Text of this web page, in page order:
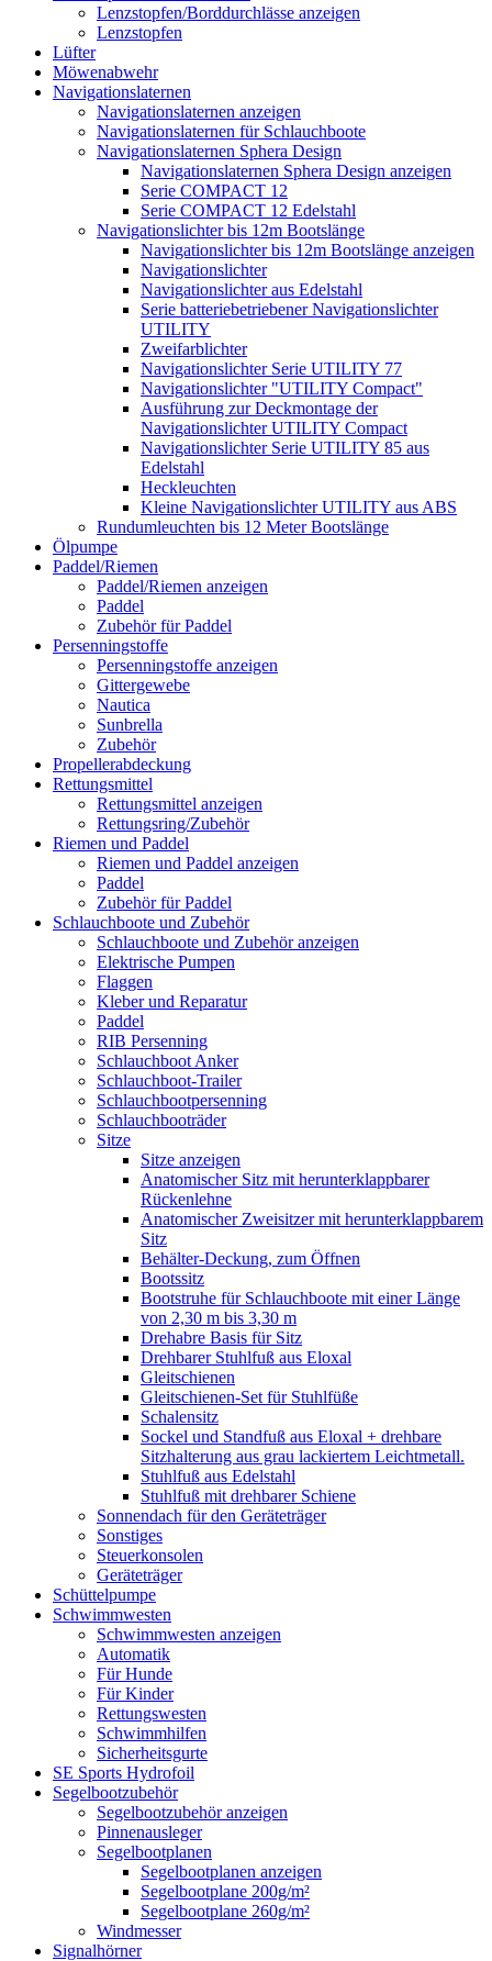
Lenzstopfen/Borddurchlässe anzeigen
Lenzstopfen
Lüfter
Möwenabwehr
Navigationslaternen
Navigationslaternen anzeigen
Navigationslaternen für Schlauchboote
Navigationslaternen Sphera Design
Navigationslaternen Sphera Design anzeigen
Serie COMPACT 12
Serie COMPACT 12 Edelstahl
Navigationslichter bis 12m Bootslänge
Navigationslichter bis 12m Bootslänge anzeigen
Navigationslichter
Navigationslichter aus Edelstahl
Serie batteriebetriebener Navigationslichter
UTILITY
Zweifarblichter
Navigationslichter Serie UTILITY 77
Navigationslichter "UTILITY Compact"
Ausführung zur Deckmontage der
Navigationslichter UTILITY Compact
Navigationslichter Serie UTILITY 85 aus
Edelstahl
Heckleuchten
Kleine Navigationslichter UTILITY aus ABS
Rundumleuchten bis 12 Meter Bootslänge
Ölpumpe
Paddel/Riemen
Paddel/Riemen anzeigen
Paddel
Zubehör für Paddel
Persenningstoffe
Persenningstoffe anzeigen
Gittergewebe
Nautica
Sunbrella
Zubehör
Propellerabdeckung
Rettungsmittel
Rettungsmittel anzeigen
Rettungsring/Zubehör
Riemen und Paddel
Riemen und Paddel anzeigen
Paddel
Zubehör für Paddel
Schlauchboote und Zubehör
Schlauchboote und Zubehör anzeigen
Elektrische Pumpen
Flaggen
Kleber und Reparatur
Paddel
RIB Persenning
Schlauchboot Anker
Schlauchboot-Trailer
Schlauchbootpersenning
Schlauchbooträder
Sitze
Sitze anzeigen
Anatomischer Sitz mit herunterklappbarer
Rückenlehne
Anatomischer Zweisitzer mit herunterklappbarem
Sitz
Behälter-Deckung, zum Öffnen
Bootssitz
Bootstruhe für Schlauchboote mit einer Länge
von 2,30 m bis 3,30 m
Drehabre Basis für Sitz
Drehbarer Stuhlfuß aus Eloxal
Gleitschienen
Gleitschienen-Set für Stuhlfüße
Schalensitz
Sockel und Standfuß aus Eloxal + drehbare
Sitzhalterung aus grau lackiertem Leichtmetall.
Stuhlfuß aus Edelstahl
Stuhlfuß mit drehbarer Schiene
Sonnendach für den Geräteträger
Sonstiges
Steuerkonsolen
Geräteträger
Schüttelpumpe
Schwimmwesten
Schwimmwesten anzeigen
Automatik
Für Hunde
Für Kinder
Rettungswesten
Schwimmhilfen
Sicherheitsgurte
SE Sports Hydrofoil
Segelbootzubehör
Segelbootzubehör anzeigen
Pinnenausleger
Segelbootplanen
Segelbootplanen anzeigen
Segelbootplane 200g/m²
Segelbootplane 260g/m²
Windmesser
Signalhörner